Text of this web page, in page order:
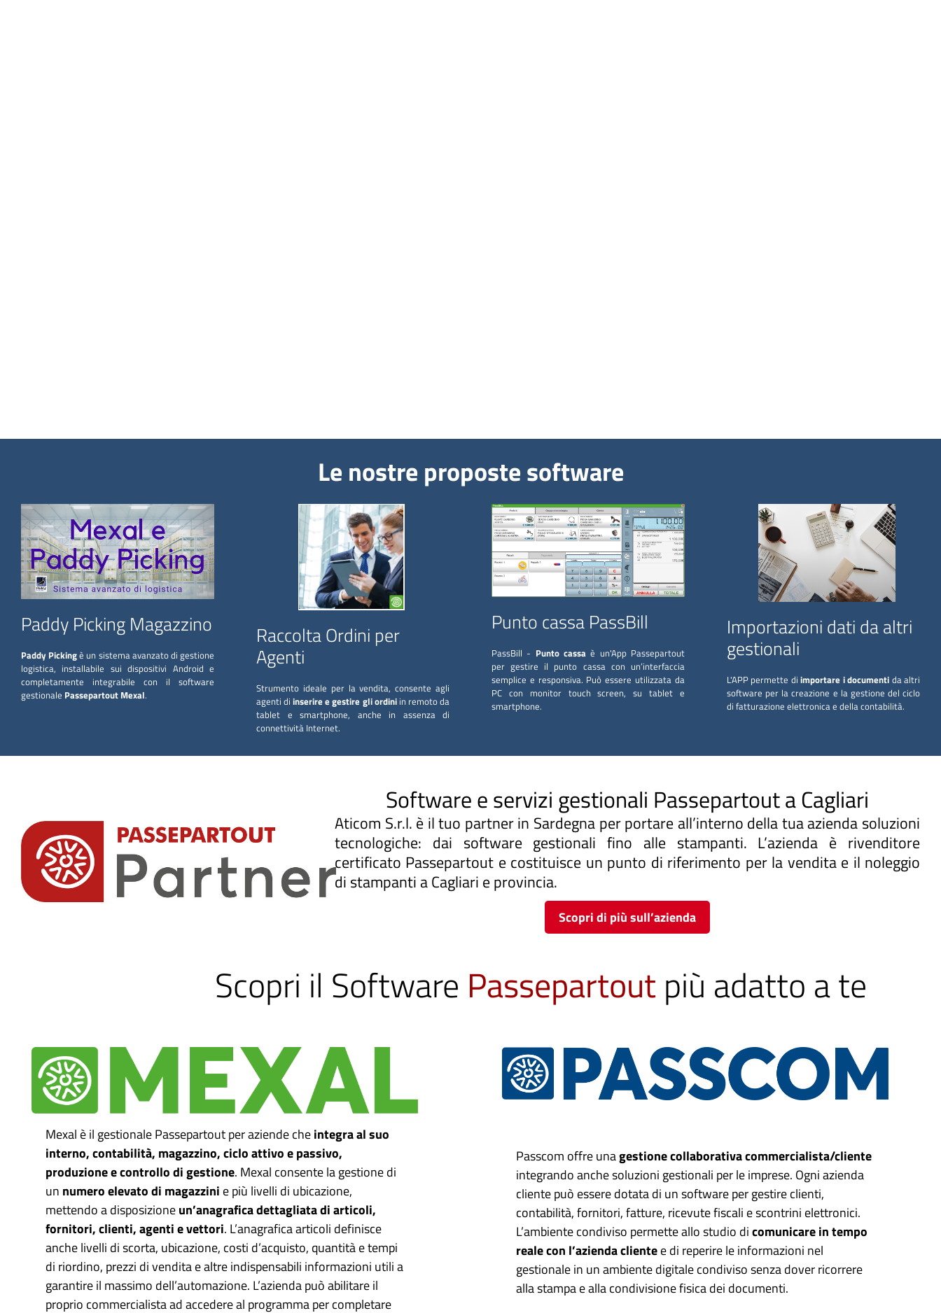
Le nostre proposte software
Paddy Picking Magazzino
Paddy Pickingè un sistema avanzato di gestione
logistica, installabile sui dispositivi Android e
completamente integrabile con il software
gestionale Passepartout Mexal.
Raccolta Ordini per
Agenti
Strumento ideale per la vendita, consente agli
agenti diinserire e gestire gli ordiniin remoto da
tablet e smartphone, anche in assenza di
connettività Internet.
Punto cassa PassBill
PassBill - Punto cassaè un'App Passepartout
per gestire il punto cassa con un’interfaccia
semplice e responsiva. Può essere utilizzata da
PC con monitor touch screen, su tablet e
smartphone.
Importazioni dati da altri
gestionali
L'APP permette diimportare i documenti da altri
software per la creazione e la gestione del ciclo
di fatturazione elettronica e della contabilità.
Software e servizi gestionali Passepartout a Cagliari
Aticom S.r.l. è il tuo partner in Sardegna per portare all’interno della tua azienda soluzioni
tecnologiche: dai software gestionali fino alle stampanti. L’azienda è rivenditore
certificato Passepartout e costituisce un punto di riferimento per la vendita e il noleggio
di stampanti a Cagliari e provincia.
Scopri di più sull’azienda
Scopri il Software Passepartoutpiù adatto a te
Mexal è il gestionale Passepartout per aziende cheintegra al suo
interno, contabilità, magazzino, ciclo attivo e passivo,
produzione e controllo di gestione. Mexal consente la gestione di
un numero elevato di magazzini e più livelli di ubicazione,
mettendo a disposizioneun’anagrafica dettagliata di articoli,
fornitori, clienti, agenti e vettori. L’anagrafica articoli definisce
anche livelli di scorta, ubicazione, costi d’acquisto, quantità e tempi
di riordino, prezzi di vendita e altre indispensabili informazioni utili a
garantire il massimo dell’automazione. L’azienda può abilitare il
proprio commercialista ad accedere al programma per completare
Passcom offre unagestione collaborativa commercialista/cliente
integrando anche soluzioni gestionali per le imprese. Ogni azienda
cliente può essere dotata di un software per gestire clienti,
contabilità, fornitori, fatture, ricevute fiscali e scontrini elettronici.
L’ambiente condiviso permette allo studio dicomunicare in tempo
reale con l’azienda clientee di reperire le informazioni nel
gestionale in un ambiente digitale condiviso senza dover ricorrere
alla stampa e alla condivisione fisica dei documenti.